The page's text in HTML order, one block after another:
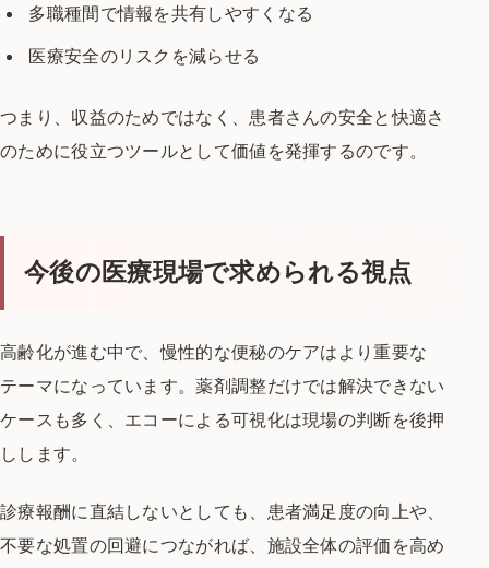
多職種間で情報を共有しやすくなる
医療安全のリスクを減らせる
つまり、収益のためではなく、 患者さんの安全と快適さ
のために役立つツールとして価値を発揮するのです。
今後の医療現場で求められる視点
高齢化が進む中で、慢性的な便秘のケアは より重要な
テーマになっています。薬剤調整だけでは解決できない
ケースも多く、 エコーによる可視化は現場の判断を後押
しします。
診療報酬に直結しないとしても、 患者満足度の向上や、
不要な処置の回避につながれば、施設全体の評価を高め